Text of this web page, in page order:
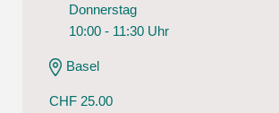
Donnerstag
10:00 - 11:30 Uhr
Basel
CHF 25.00